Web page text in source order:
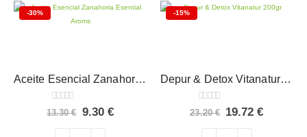
-30%
Aceite Esencial Zanahoria Esential Aroms BIO 5 ml
0out of 5
13.30€ El
9.30 €El
-15%
Depur & Detox Vitanatur 200gr
0 out of 5
23.20€ El
19.72€El